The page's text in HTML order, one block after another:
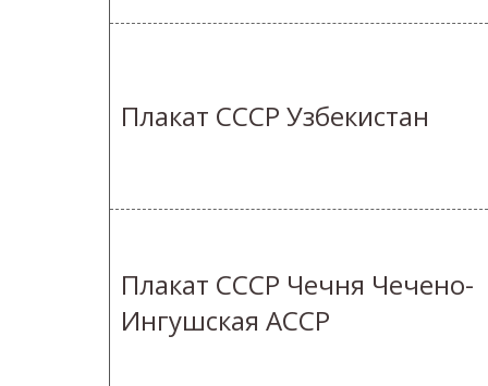
Плакат СССР Узбекистан
Плакат СССР Чечня Чечено-
Ингушская АССР